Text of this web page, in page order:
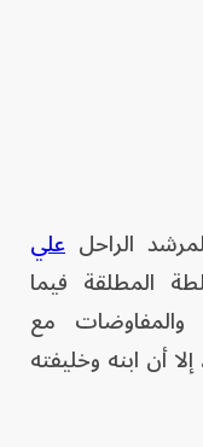
الراحل علي
المطلقة فيما
والمفاوضات مع
أن ابنه وخليفته